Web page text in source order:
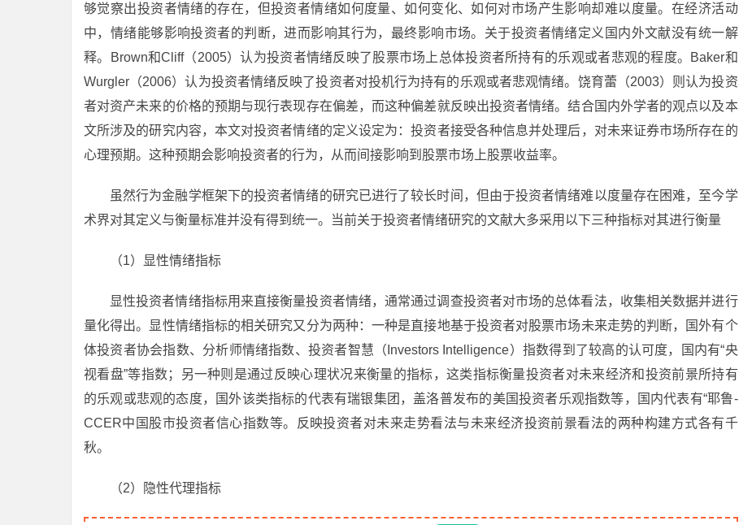
够觉察出投资者情绪的存在，但投资者情绪如何度量、如何变化、如何对市场产生影响却难以度量。在经济活动
中，情绪能够影响投资者的判断，进而影响其行为，最终影响市场。关于投资者情绪定义国内外文献没有统一解
释。Brown和Cliff（2005）认为投资者情绪反映了股票市场上总体投资者所持有的乐观或者悲观的程度。Baker和
Wurgler（2006）认为投资者情绪反映了投资者对投机行为持有的乐观或者悲观情绪。饶育蕾（2003）则认为投资
者对资产未来的价格的预期与现行表现存在偏差，而这种偏差就反映出投资者情绪。结合国内外学者的观点以及本
文所涉及的研究内容，本文对投资者情绪的定义设定为：投资者接受各种信息并处理后，对未来证券市场所存在的
心理预期。这种预期会影响投资者的行为，从而间接影响到股票市场上股票收益率。
虽然行为金融学框架下的投资者情绪的研究已进行了较长时间，但由于投资者情绪难以度量存在困难，至今学
术界对其定义与衡量标准并没有得到统一。当前关于投资者情绪研究的文献大多采用以下三种指标对其进行衡量
（1）显性情绪指标
显性投资者情绪指标用来直接衡量投资者情绪，通常通过调查投资者对市场的总体看法，收集相关数据并进行
量化得出。显性情绪指标的相关研究又分为两种：一种是直接地基于投资者对股票市场未来走势的判断，国外有个
体投资者协会指数、分析师情绪指数、投资者智慧（Investors Intelligence）指数得到了较高的认可度，国内有“央
视看盘”等指数；另一种则是通过反映心理状况来衡量的指标，这类指标衡量投资者对未来经济和投资前景所持有
的乐观或悲观的态度，国外该类指标的代表有瑞银集团，盖洛普发布的美国投资者乐观指数等，国内代表有“耶鲁-
CCER中国股市投资者信心指数等。反映投资者对未来走势看法与未来经济投资前景看法的两种构建方式各有千
秋。
（2）隐性代理指标